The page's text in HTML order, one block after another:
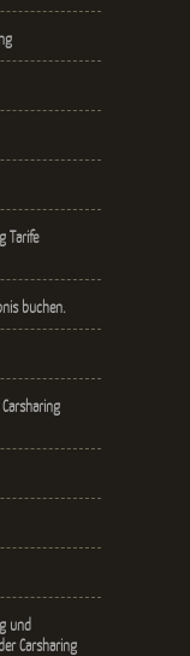
Tarife
buchen.
und
Carsharing